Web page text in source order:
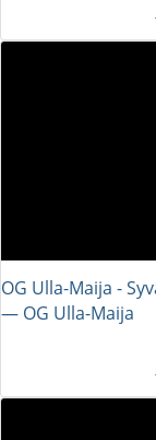
OG Ulla-Maija -
― OG Ulla-Maija